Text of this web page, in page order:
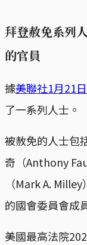
拜登赦免系列
的官員
據美聯社1月21
了一系列人士。
被赦免的人士包
奇（Anthony
（Mark A.
的國會委員會成
美國最高法院